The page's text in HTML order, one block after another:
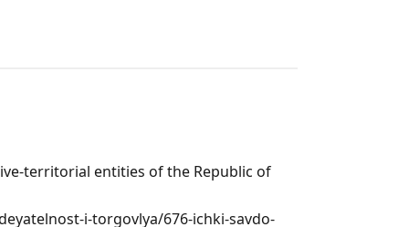
territorial entities of the Republic of
i-torgovlya/676-ichki-savdo-